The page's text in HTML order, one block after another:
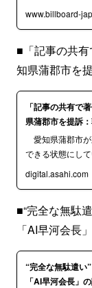
www.billboard-
■「記事の共
知県蒲郡市を
「記事の共有で
県蒲郡市を提訴
愛知県蒲郡市
できる状態にし
digital.asahi.com
■“完全な無駄
「AI早河会長
“完全な無駄遣
「AI早河会長」